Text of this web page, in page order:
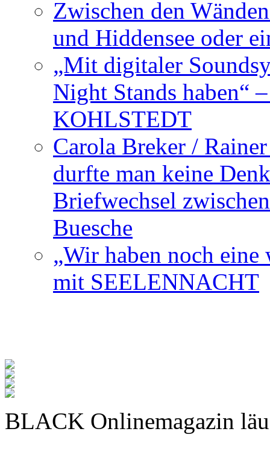
Zwischen den
und Hiddensee oder
„Mit digitaler
Night Stands haben“
KOHLSTEDT
Carola Breker /
durfte man keine
Briefwechsel
Buesche
„Wir haben noch
mit SEELENNACHT
BLACK Onlinemagazin